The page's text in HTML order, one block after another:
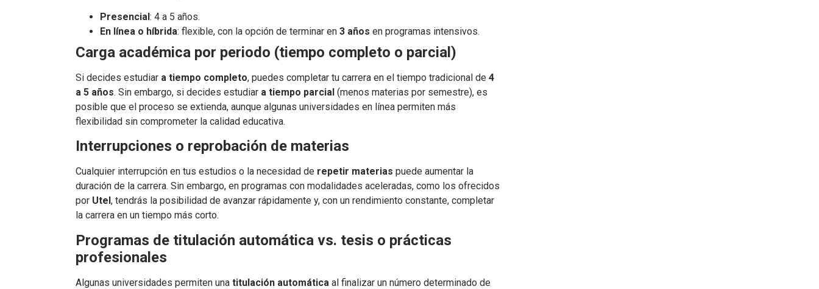
Presencial: 4 a 5 años.
En línea o híbrida: flexible, con la opción de terminar en3 años en programas intensivos.
Carga académica por periodo (tiempo completo o parcial)
Si decides estudiar a tiempo completo, puedes completar tu carrera en el tiempo tradicional de4
a 5 años. Sin embargo, si decides estudiar a tiempo parcial (menos materias por semestre), es
posible que el proceso se extienda, aunque algunas universidades en línea permiten más
flexibilidad sin comprometer la calidad educativa.
Interrupciones o reprobación de materias
Cualquier interrupción en tus estudios o la necesidad de repetir materias puede aumentar la
duración de la carrera. Sin embargo, en programas con modalidades aceleradas, como los ofrecidos
por Utel, tendrás la posibilidad de avanzar rápidamente y, con un rendimiento constante, completar
la carrera en un tiempo más corto.
Programas de titulación automática vs. tesis o prácticas
profesionales
Algunas universidades permiten unatitulación automática al finalizar un número determinado de